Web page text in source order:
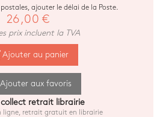
ajouter le délai de la Poste.
26,00 €
prix incluent la TVA
Ajouter au panier
Ajouter aux favoris
collect retrait librairie
ligne, retrait gratuit en librairie